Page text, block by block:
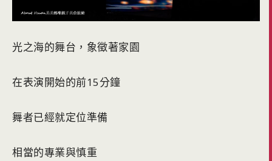
光之海的舞台，象徵著家園
在表演開始的前15分鐘
舞者已經就定位準備
相當的專業與慎重